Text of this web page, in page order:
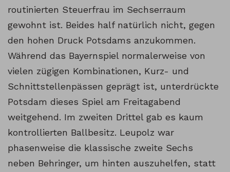
routinierten Steuerfrau im Sechserraum
gewohnt ist. Beides half natürlich nicht, gegen
den hohen Druck Potsdams anzukommen.
Während das Bayernspiel normalerweise von
vielen zügigen Kombinationen, Kurz- und
Schnittstellenpässen geprägt ist, unterdrückte
Potsdam dieses Spiel am Freitagabend
weitgehend. Im zweiten Drittel gab es kaum
kontrollierten Ballbesitz. Leupolz war
phasenweise die klassische zweite Sechs
neben Behringer, um hinten auszuhelfen, statt